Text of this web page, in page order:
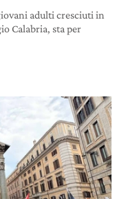
adulti cresciuti in
Calabria, sta per